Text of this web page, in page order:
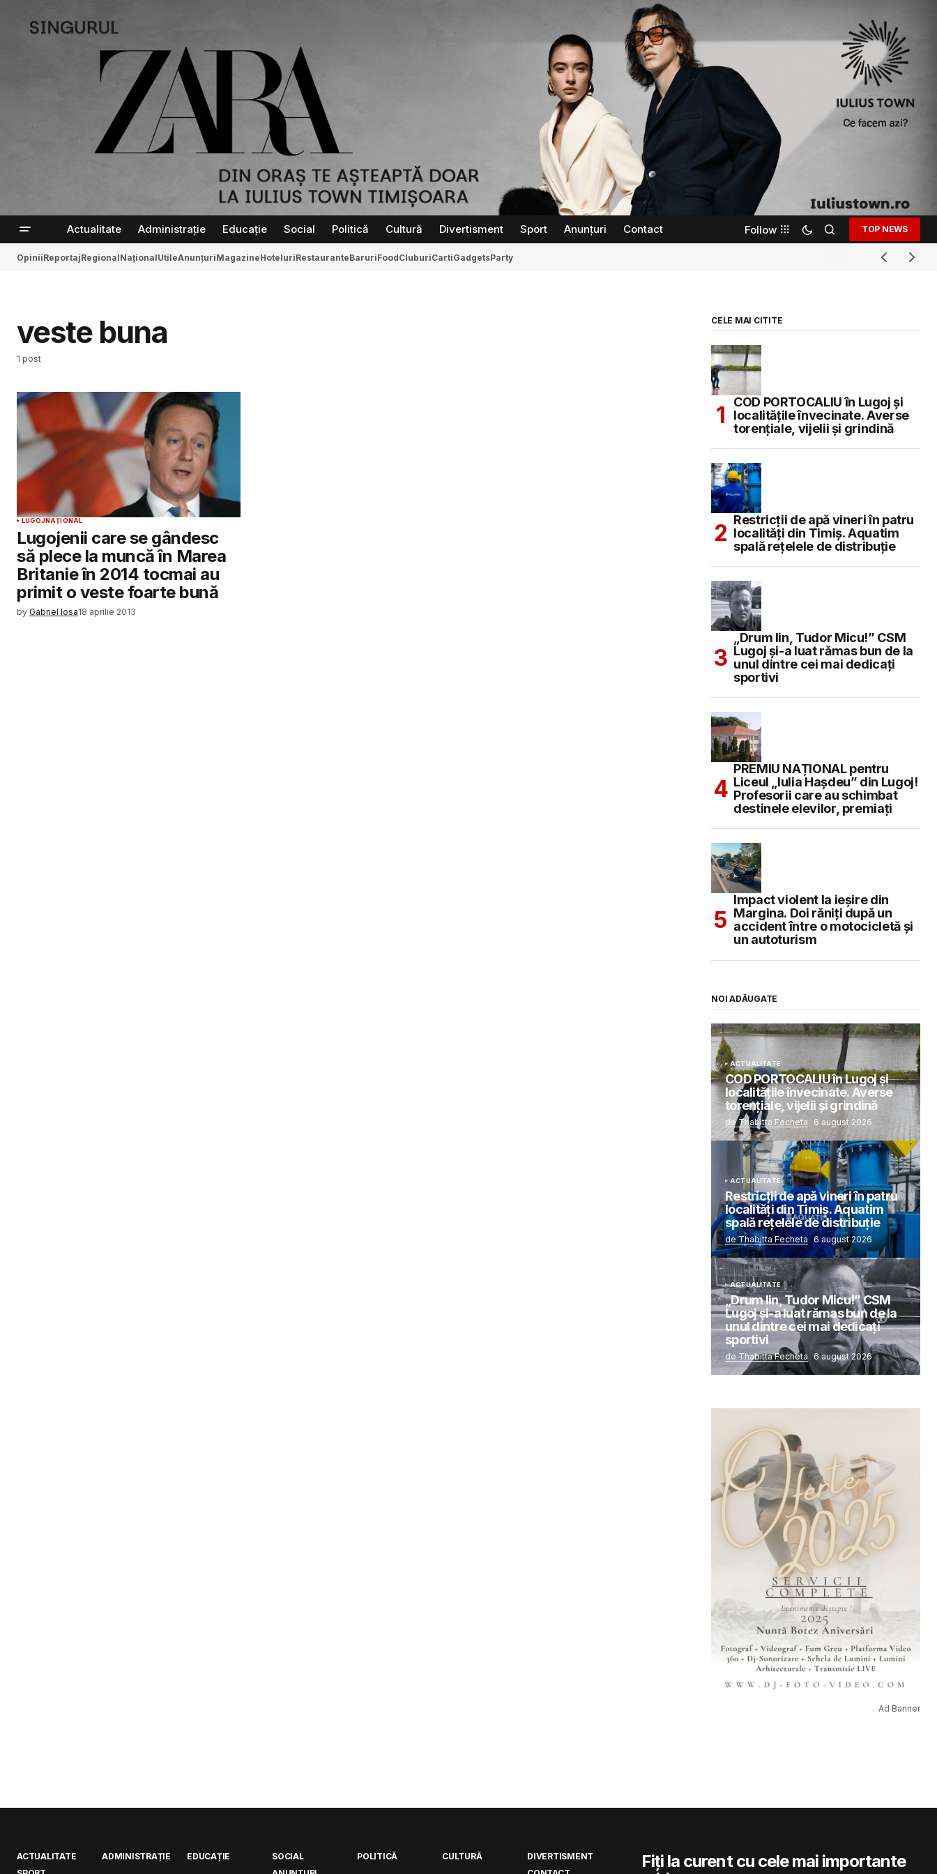
Actualitate Administrație Educație Social Politică Cultură Divertisment Sport Anunțuri Contact Follow TOP NEWS
OpiniiReportajRegionalNaționalUtileAnunțuriMagazineHoteluriRestauranteBaruriFoodCluburiCartiGadgetsParty
veste buna
1 post
LUGOJNAȚIONAL
Lugojenii care se gândesc
să plece la muncă în Marea
Britanie în 2014 tocmai au
primit o veste foarte bună
by Gabriel Iosa18 aprilie 2013
CELE MAI CITITE
COD PORTOCALIU în Lugoj și
localitățile învecinate. Averse
torențiale, vijelii și grindină
Restricții de apă vineri în patru
localități din Timiș. Aquatim
spală rețelele de distribuție
„Drum lin, Tudor Micu!” CSM
Lugoj și-a luat rămas bun de la
unul dintre cei mai dedicați
sportivi
PREMIU NAȚIONAL pentru
Liceul „Iulia Hașdeu” din Lugoj!
Profesorii care au schimbat
destinele elevilor, premiați
Impact violent la ieșire din
Margina. Doi răniți după un
accident între o motocicletă și
un autoturism
NOI ADĂUGATE
ACTUALITATE
COD PORTOCALIU în Lugoj și
localitățile învecinate. Averse
torențiale, vijelii și grindină
de Thabitta Fecheta 6 august 2026
ACTUALITATE
Restricții de apă vineri în patru
localități din Timiș. Aquatim
spală rețelele de distribuție
de Thabitta Fecheta 6 august 2026
ACTUALITATE
„Drum lin, Tudor Micu!” CSM
Lugoj și-a luat rămas bun de la
unul dintre cei mai dedicați
sportivi
de Thabitta Fecheta 6 august 2026
Ad Banner
ACTUALITATE ADMINISTRAȚIE EDUCAȚIE SOCIAL POLITICĂ CULTURĂ
DIVERTISMENT
Fiți la curent cu cele mai importante